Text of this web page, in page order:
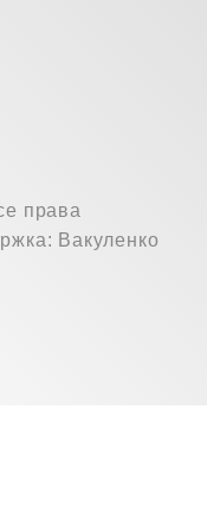
права
Вакуленко